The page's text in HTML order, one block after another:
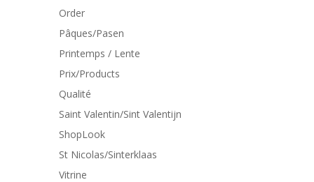
Order
Pâques/Pasen
Printemps / Lente
Prix/Products
Qualité
Saint Valentin/Sint Valentijn
ShopLook
St Nicolas/Sinterklaas
Vitrine